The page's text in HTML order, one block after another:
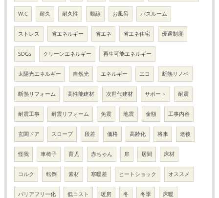
W.C 耐久 耐久性 動線 お風呂 バスルーム
ストレス 省エネルギー 省エネ 省エネ住宅 優遇制度
SDGs クリーンエネルギー 再生可能エネルギー
太陽光エネルギー 自然光 エネルギー エコ 断熱リノベ
断熱リフォーム 高性能建材 次世代建材 サポート 耐震
耐震工事 耐震リフォーム 免震 地震 金額 工事内容
玄関ドア スロープ 段差 価格 高齢化 将来 老後
怪我 車椅子 育児 赤ちゃん 扉 居間 床材
コルク 転倒 素材 寒暖差 ヒートショック オススメ
バリアフリー化 低コスト 暖房 冬 冬季 床暖